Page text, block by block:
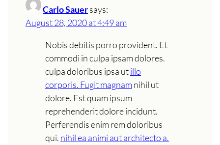
Carlo Sauersays:
August 28, 2020 at 4:49 am
Nobis debitis porro provident. Et
commodi in culpa ipsam dolores.
culpa doloribus ipsa utillo
corporis. Fugit magnamnihil ut
dolore. Est quam ipsum
reprehenderit dolore incidunt.
Perferendis enim rem doloribus
qui. nihil ea animi aut architecto a.